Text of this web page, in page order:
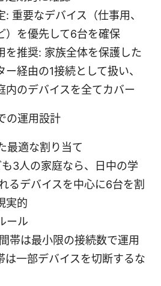
重要なデバイス（仕事用、
）を優先して6台を確保
を推奨: 家族全体を保護した
ー経由の1接続として扱い、
内のデバイスを全てカバー
の運用設計
最適な割り当て
3人の家庭なら、日中の学
るデバイスを中心に6台を割
実的
ール
帯は最小限の接続数で運用
は一部デバイスを切断するな